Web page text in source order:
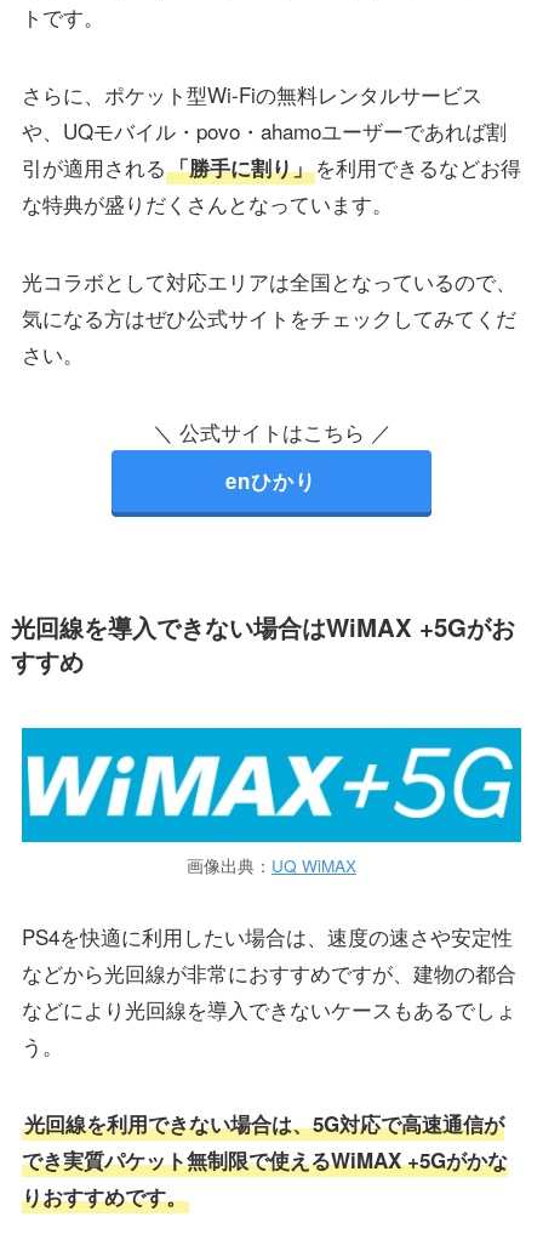
トです。
さらに、ポケット型Wi-Fiの無料レンタルサービス
や、UQモバイル・povo・ahamoユーザーであれば割
引が適用される「勝手に割り」を利用できるなどお得
な特典が盛りだくさんとなっています。
光コラボとして対応エリアは全国となっているので、
気になる方はぜひ公式サイトをチェックしてみてくだ
さい。
＼ 公式サイトはこちら ／
enひかり
光回線を導入できない場合はWiMAX +5Gがお
すすめ
画像出典： UQ WiMAX
PS4を快適に利用したい場合は、速度の速さや安定性
などから光回線が非常におすすめですが、建物の都合
などにより光回線を導入できないケースもあるでしょ
う。
光回線を利用できない場合は、5G対応で高速通信が
でき実質パケット無制限で使えるWiMAX +5Gがかな
りおすすめです。